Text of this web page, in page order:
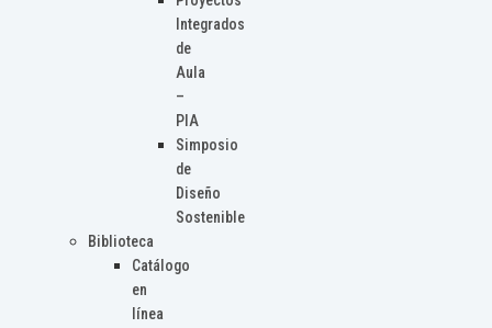
Integrados
de
Aula
–
PIA
Simposio
de
Diseño
Sostenible
Biblioteca
Catálogo
en
línea